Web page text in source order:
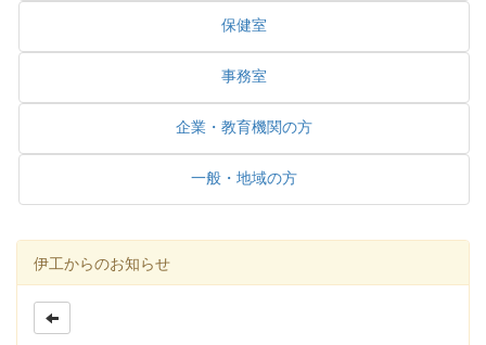
保健室
事務室
企業・教育機関の方
一般・地域の方
伊工からのお知らせ